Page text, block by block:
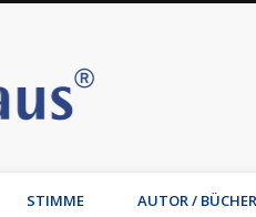
Wirtschaftsmediation,
STIMME AUTOR / BÜCHER